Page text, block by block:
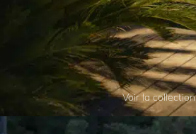
Voir la collection